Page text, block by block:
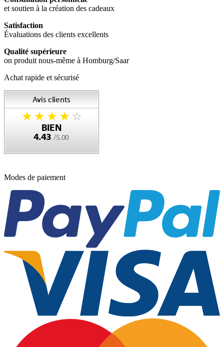
et soutien à la création des cadeaux
Satisfaction
Évaluations des clients excellents
Qualité supérieure
on produit nous-même à Homburg/Saar
Achat rapide et sécurisé
Modes de paiement